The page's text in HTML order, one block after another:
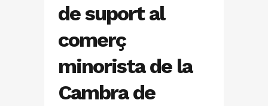
de suport al
comerç
minorista de la
Cambra de